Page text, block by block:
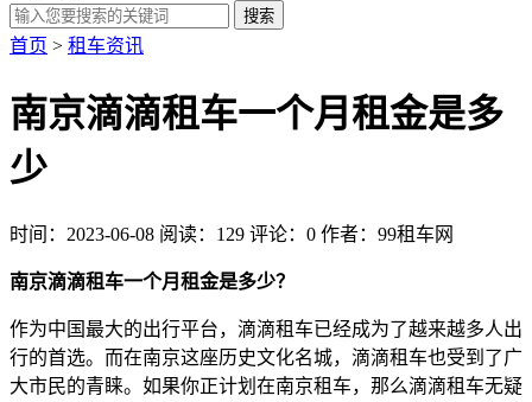
首页 > 租车资讯
南京滴滴租车一个月租金是多
少
时间：2023-06-08 阅读：129 评论：0 作者：99租车网
南京滴滴租车一个月租金是多少？
作为中国最大的出行平台，滴滴租车已经成为了越来越多人出
行的首选。而在南京这座历史文化名城，滴滴租车也受到了广
大市民的青睐。如果你正计划在南京租车，那么滴滴租车无疑